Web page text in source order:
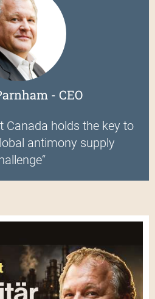
- CEO
Canada holds the key to
antimony supply